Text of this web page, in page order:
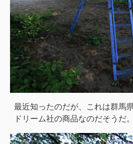
最近知ったのだが、これは群馬
ドリーム社の商品なのだそうだ。